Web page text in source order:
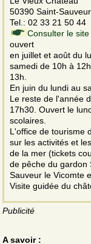
50390 Saint-
Tel.: 02 33 21 50 44
Consulter le
ouvert
en juillet et août du
samedi de 10h à
13h.
En juin du lundi au
Le reste de l'année
17h30. Ouvert le
scolaires.
L'office de tourisme
sur les activités et
de la mer (tickets
de pêche du gardon
Sauveur le Vicomte
Visite guidée du
Publicité
A savoir :